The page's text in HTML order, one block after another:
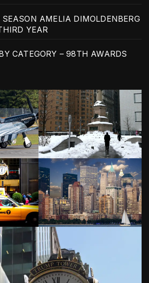
AMELIA DIMOLDENBERG
YEAR
CATEGORY – 98TH AWARDS